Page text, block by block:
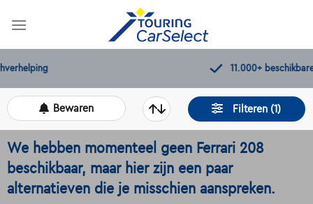
beschikbare wagens
Filteren (1)
Bewaren
We hebben momenteel geen Ferrari 208
beschikbaar, maar hier zijn een paar
alternatieven die je misschien aanspreken.